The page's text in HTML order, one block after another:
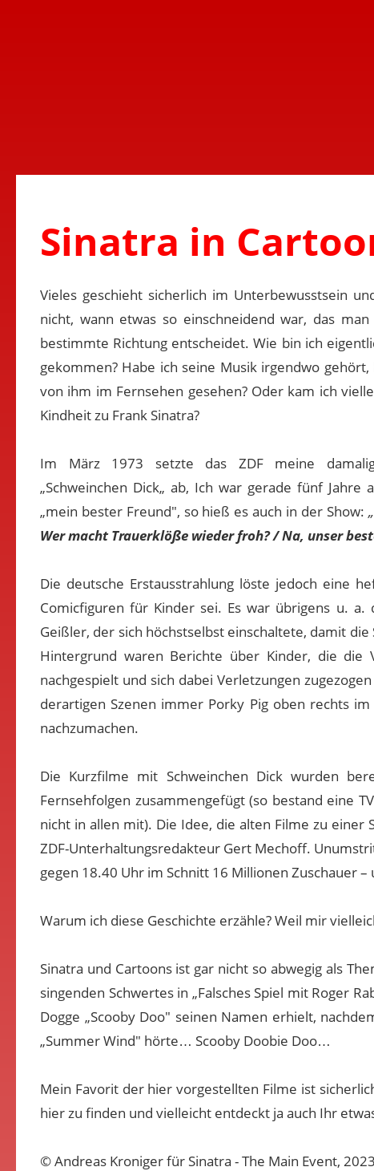
Sinatra in
Vieles geschieht sicherlich im Unterbewusstsein
nicht, wann etwas so einschneidend war, das
bestimmte Richtung entscheidet. Wie bin ich
gekommen? Habe ich seine Musik irgendwo
von ihm im Fernsehen gesehen? Oder kam ich
Kindheit zu Frank Sinatra?
Im März 1973 setzte das ZDF meine
„Schweinchen Dick„ ab, Ich war gerade fünf
„mein bester Freund", so hieß es auch in der Show: „
Wer macht Trauerklöße wieder froh? / Na, unser
Die deutsche Erstausstrahlung löste jedoch eine
Comicfiguren für Kinder sei. Es war übrigens u.
Geißler, der sich höchstselbst einschaltete, damit
Hintergrund waren Berichte über Kinder, die die
nachgespielt und sich dabei Verletzungen
derartigen Szenen immer Porky Pig oben rechts
nachzumachen.
Die Kurzfilme mit Schweinchen Dick wurden
Fernsehfolgen zusammengefügt (so bestand eine
nicht in allen mit). Die Idee, die alten Filme zu einer
ZDF-Unterhaltungsredakteur Gert Mechoff.
gegen 18.40 Uhr im Schnitt 16 Millionen Zuschauer
Warum ich diese Geschichte erzähle? Weil mir
Sinatra und Cartoons ist gar nicht so abwegig als
singenden Schwertes in „Falsches Spiel mit Roger
Dogge „Scooby Doo" seinen Namen erhielt,
„Summer Wind" hörte… Scooby Doobie Doo…
Mein Favorit der hier vorgestellten Filme ist
hier zu finden und vielleicht entdeckt ja auch Ihr
© Andreas Kroniger für Sinatra - The Main Event, 2023